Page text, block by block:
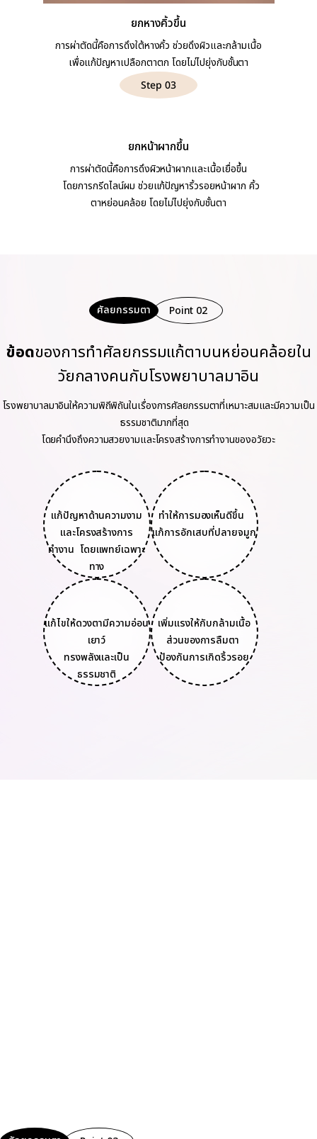
ยกหางคิ้วขึ้น
การผ่าตัดนี้คือการดึงใต้หางคิ้ว ช่วยดึงผิวและกล้ามเนื้อ
เพื่อแก้ปัญหาเปลือกตาตก โดยไม่ไปยุ่งกับชั้นตา
Step 03
ยกหน้าผากขึ้น
การผ่าตัดนี้คือการดึงผิวหน้าผากและเนื้อเยื่อขึ้น
โดยการกรีดไลน์ผม ช่วยแก้ปัญหาริ้วรอยหน้าผาก คิ้ว
ตาหย่อนคล้อย โดยไม่ไปยุ่งกับชั้นตา
ศัลยกรรมตา Point 02
ข้อดของการทำศัลยกรรมแก้ตาบนหย่อนคล้อยใน
วัยกลางคนกับโรงพยาบาลมาอิน
โรงพยาบาลมาอินให้ความพิถีพิถันในเรื่องการศัลยกรรมตาที่เหมาะสมและมีความเป็น
ธรรมชาติมากที่สุด
โดยคำนึงถึงความสวยงามและโครงสร้างการทำงานของอวัยวะ
แก้ปัญหาด้านความงาม
และโครงสร้างการ
ทำงาน โดยแพทย์เฉพาะ
ทาง
ทำให้การมองเห็นดีขึ้น
แก้การอักเสบที่ปลายจมูก
แก้ไขให้ดวงตามีความอ่อน
เยาว์
ทรงพลังและเป็น
ธรรมชาติ
เพิ่มแรงให้กับกล้ามเนื้อ
ส่วนของการลืมตา
ป้องกันการเกิดริ้วรอย